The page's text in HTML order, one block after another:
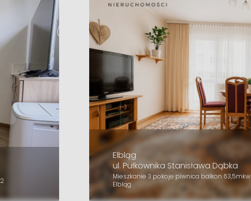
2
Elbląg
ul. Pułkownika Stanisława Dąbka
Mieszkanie 3 pokoje piwnica balkon 63,5mkw
Elbląg